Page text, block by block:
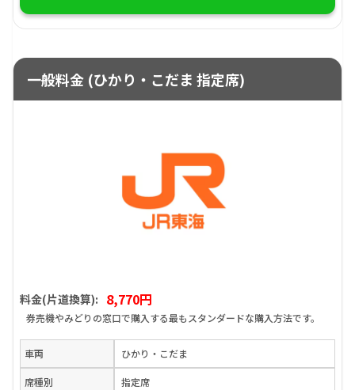
一般料金 (ひかり・こだま 指定席)
料金(片道換算): 8,770円
券売機やみどりの窓口で購入する最もスタンダードな購入方法です。
車両 ひかり・こだま
席種別 指定席